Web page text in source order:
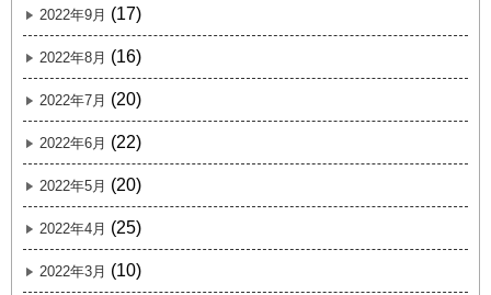
2022年9月 (17)
2022年8月 (16)
2022年7月 (20)
2022年6月 (22)
2022年5月 (20)
2022年4月 (25)
2022年3月 (10)